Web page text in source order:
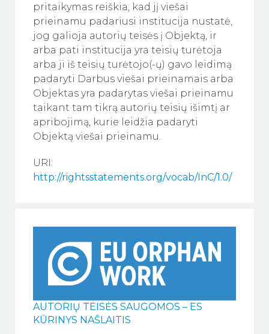
pritaikymas reiškia, kad jį viešai
prieinamu padariusi institucija nustatė,
jog galioja autorių teisės į Objektą, ir
arba pati institucija yra teisių turėtoja
arba ji iš teisių turėtojo(-ų) gavo leidimą
padaryti Darbus viešai prieinamais arba
Objektas yra padarytas viešai prieinamu
taikant tam tikrą autorių teisių išimtį ar
apribojimą, kurie leidžia padaryti
Objektą viešai prieinamu.
URI:
http://rightsstatements.org/vocab/InC/1.0/
AUTORIŲ TEISĖS SAUGOMOS – ES
KŪRINYS NAŠLAITIS